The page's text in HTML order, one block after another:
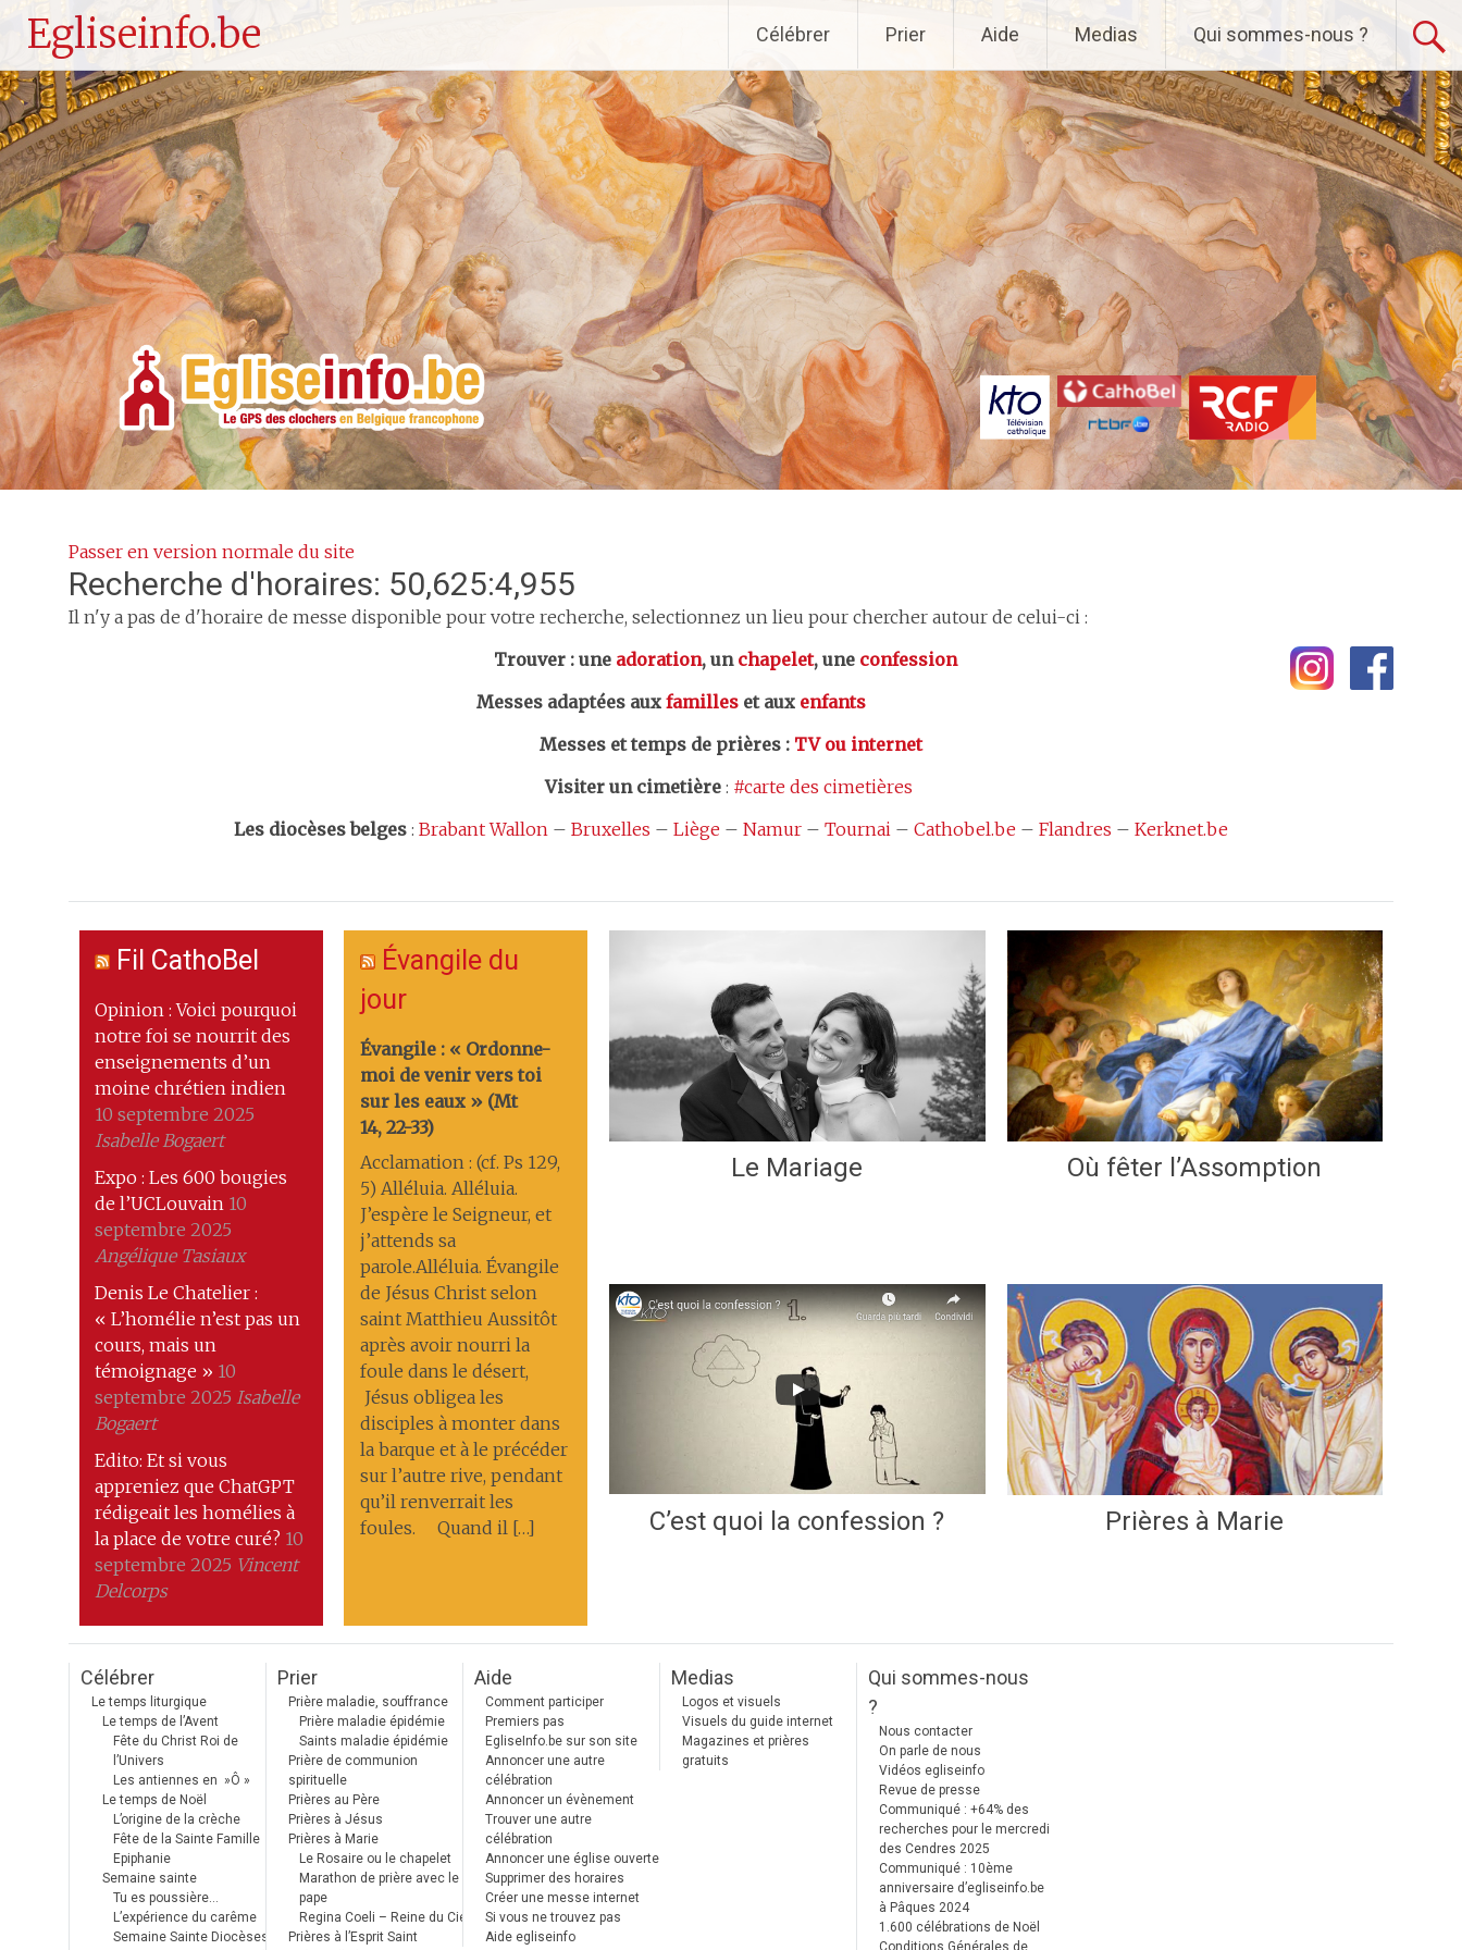
Egliseinfo.be
au
principal
Célébrer Prier Aide Medias Qui sommes-nous ?
Passer en version normale du site
Recherche d'horaires: 50,625:4,955
Il n'y a pas de d'horaire de messe disponible pour votre recherche, selectionnez un lieu pour chercher autour de celui-ci :
Trouver : une adoration, un chapelet, une confession
Messes adaptées aux familles et aux enfants
Messes et temps de prières : TV ou internet
Visiter un cimetière : #carte des cimetières
Les diocèses belges : Brabant Wallon – Bruxelles – Liège – Namur – Tournai – Cathobel.be – Flandres – Kerknet.be
Fil CathoBel
Opinion : Voici pourquoi
notre foi se nourrit des
enseignements d’un
moine chrétien indien
10 septembre 2025
Isabelle Bogaert
Expo : Les 600 bougies
de l’UCLouvain 10
septembre 2025
Angélique Tasiaux
Denis Le Chatelier :
« L’homélie n’est pas un
cours, mais un
témoignage » 10
septembre 2025 Isabelle
Bogaert
Edito: Et si vous
appreniez que ChatGPT
rédigeait les homélies à
la place de votre curé? 10
septembre 2025 Vincent
Delcorps
Évangile du
jour
Évangile : « Ordonne-
moi de venir vers toi
sur les eaux » (Mt
14, 22-33)
Acclamation : (cf. Ps 129,
5) Alléluia. Alléluia.
J’espère le Seigneur, et
j’attends sa
parole.Alléluia. Évangile
de Jésus Christ selon
saint Matthieu Aussitôt
après avoir nourri la
foule dans le désert,
Jésus obligea les
disciples à monter dans
la barque et à le précéder
sur l’autre rive, pendant
qu’il renverrait les
foules. Quand il […]
Le Mariage Où fêter l’Assomption
C’est quoi la confession ? Prières à Marie
Célébrer
Le temps liturgique
Le temps de l’Avent
Fête du Christ Roi de
l’Univers
Les antiennes en »Ô »
Le temps de Noël
L’origine de la crèche
Fête de la Sainte Famille
Epiphanie
Semaine sainte
Tu es poussière…
L’expérience du carême
Semaine Sainte Diocèses
Prier
Prière maladie, souffrance
Prière maladie épidémie
Saints maladie épidémie
Prière de communion
spirituelle
Prières au Père
Prières à Jésus
Prières à Marie
Le Rosaire ou le chapelet
Marathon de prière avec le
pape
Regina Coeli – Reine du Ciel
Prières à l’Esprit Saint
Aide
Comment participer
Premiers pas
EgliseInfo.be sur son site
Annoncer une autre
célébration
Annoncer un évènement
Trouver une autre
célébration
Annoncer une église ouverte
Supprimer des horaires
Créer une messe internet
Si vous ne trouvez pas
Aide egliseinfo
Medias
Logos et visuels
Visuels du guide internet
Magazines et prières
gratuits
Qui sommes-nous
?
Nous contacter
On parle de nous
Vidéos egliseinfo
Revue de presse
Communiqué : +64% des
recherches pour le mercredi
des Cendres 2025
Communiqué : 10ème
anniversaire d’egliseinfo.be
à Pâques 2024
1.600 célébrations de Noël
Conditions Générales de